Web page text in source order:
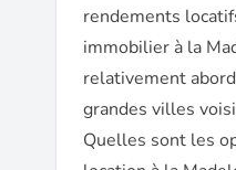
rendements
immobilier à la
relativement
grandes villes
Quelles sont les